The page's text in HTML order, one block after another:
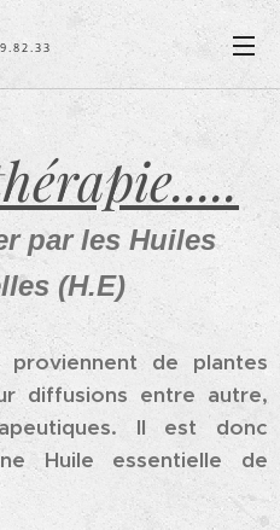
par les Huiles
(H.E)
proviennent de plantes
diffusions entre autre,
Il est donc
Huile essentielle de